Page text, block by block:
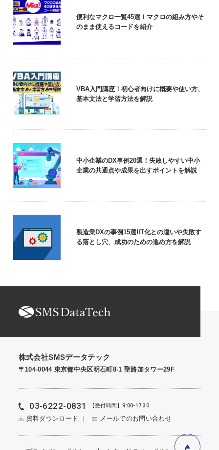
便利なマクロ一覧45選！マクロの組み方やそ
のまま使えるコードを紹介
VBA入門講座！初心者向けに概要や使い方、
基本文法と学習方法を解説
中小企業のDX事例20選！失敗しやすい中小
企業の共通点や成果を出すポイントを解説
製造業DXの事例15選!IT化との違いや失敗す
る落とし穴、成功のための進め方を解説
株式会社SMSデータテック
〒104-0044 東京都中央区明石町8-1 聖路加タワー29F
03-6222-0831 【受付時間】9:00-17:30
資料ダウンロード メールでのお問い合わせ